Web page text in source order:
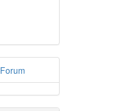
Forum